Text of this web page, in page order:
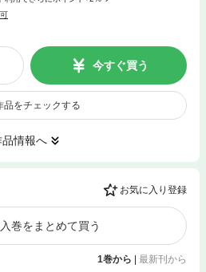
今すぐ買う
品をチェックする
品情報へ
お気に入り登録
巻をまとめて買う
1巻から 最新刊から